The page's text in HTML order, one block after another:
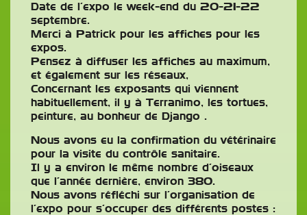
Date de l’expo le week-end du 20-21-22
septembre.
Merci à Patrick pour les affiches pour les
expos.
Pensez à diffuser les affiches au maximum,
et également sur les réseaux,
Concernant les exposants qui viennent
habituellement, il y à Terranimo, les tortues,
peinture, au bonheur de Django .
Nous avons eu la confirmation du vétérinaire
pour la visite du contrôle sanitaire.
Il y a environ le même nombre d’oiseaux
que l’année dernière, environ 380.
Nous avons réfléchi sur l’organisation de
l’expo pour s’occuper des différents postes :